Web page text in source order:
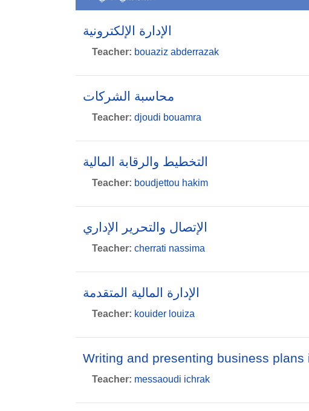
الإدارة الإلكترونية
Teacher: bouaziz abderrazak
محاسبة الشركات
Teacher: djoudi bouamra
التخطيط والرقابة المالية
Teacher: boudjettou hakim
الإتصال والتحرير الإداري
Teacher: cherrati nassima
الإدارة المالية المتقدمة
Teacher: kouider louiza
Writing and presenting business plans
Teacher: messaoudi ichrak